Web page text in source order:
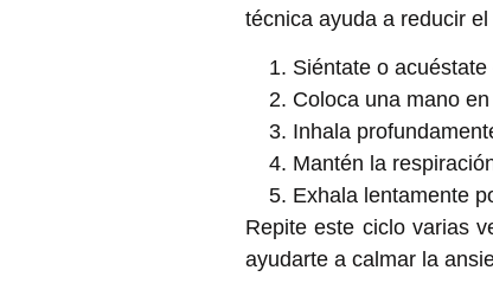
técnica ayuda a reducir
Siéntate o
Coloca una mano
Inhala
Mantén la
Exhala lentamente
Repite este ciclo varias
ayudarte a calmar la